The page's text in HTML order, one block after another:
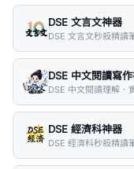
DSE 文言文神器
DSE 文言文秒殺精讀
DSE 中文閱讀寫
DSE 中文閱讀理解．
DSE 經濟科神器
DSE 經濟科秒殺精讀